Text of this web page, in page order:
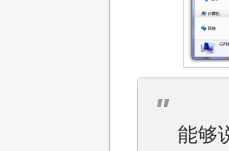
能够